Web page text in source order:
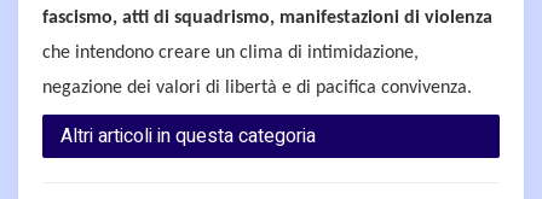
fascismo, atti di squadrismo, manifestazioni di violenza
che intendono creare un clima di intimidazione,
negazione dei valori di libertà e di pacifica convivenza.
Altri articoli in questa categoria